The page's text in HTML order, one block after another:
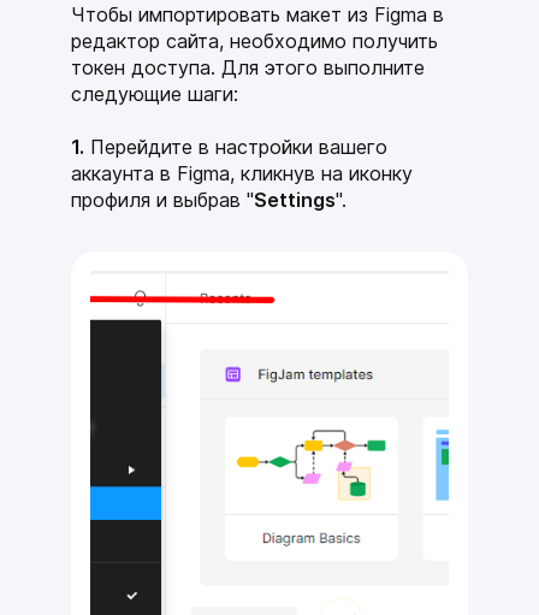
Чтобы импортировать макет из Figma в
редактор сайта, необходимо получить
токен доступа. Для этого выполните
следующие шаги:
1. Перейдите в настройки вашего
аккаунта в Figma, кликнув на иконку
профиля и выбрав "Settings".